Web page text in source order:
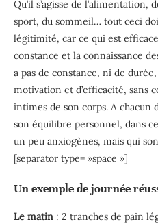
Qu’il s’agisse de l’alimentation,
sport, du sommeil… tout ceci
légitimité, car ce qui est
constance et la connaissance
a pas de constance, ni de durée,
motivation et d’efficacité, sans
intimes de son corps. A
son équilibre personnel, dans
un peu anxiogènes, mais qui
[separator type= »space »]
Un exemple de journée
Le matin : 2 tranches de pain